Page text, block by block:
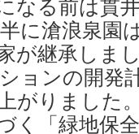
なる前は貫
に滄浪泉園
が継承しま
ョンの開発
がりました
く「緑地保